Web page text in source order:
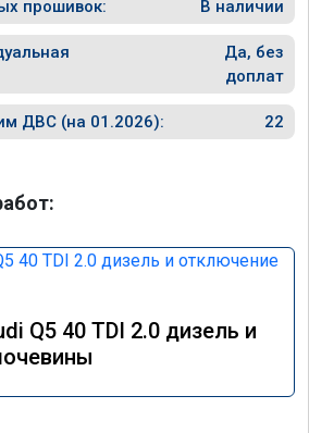
прошивок: В наличии
Да, без
доплат
ДВС (на 01.2026): 22
Q5 40 TDI 2.0 дизель и